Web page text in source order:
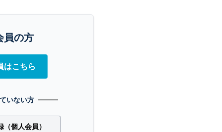
員の方
はこちら
いない方
個人会員）